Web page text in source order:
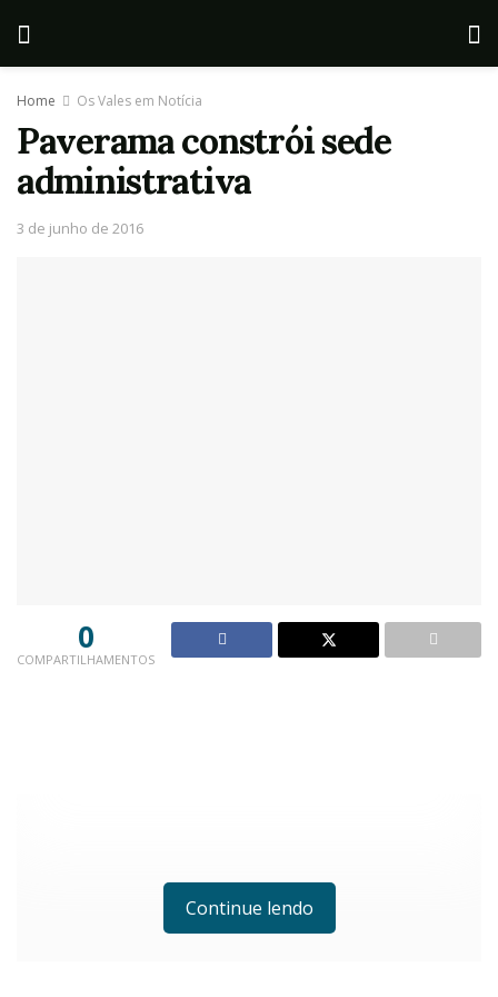
Home Os Vales em Notícia
Paverama constrói sede
administrativa
3 de junho de 2016
0
COMPARTILHAMENTOS
Continue lendo